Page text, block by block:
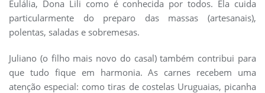
Eulália, Dona Lili como é conhecida por todos. Ela cuida
particularmente do preparo das massas (artesanais),
polentas, saladas e sobremesas.
Juliano (o filho mais novo do casal) também contribui para
que tudo fique em harmonia. As carnes recebem uma
atenção especial: como tiras de costelas Uruguaias, picanha